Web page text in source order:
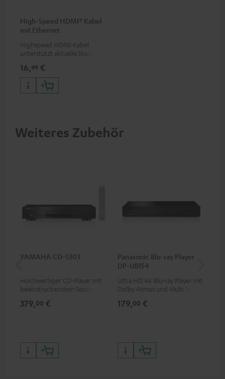
High-Speed HDMI® Kabel
mit Ethernet
Highspeed HDMI-Kabel
unterstützt aktuelle Standards
16,99 €
Weiteres Zubehör
YAMAHA CD-S303
Hochwertiger CD-Player mit
beeindruckendem Sound und
379,00 €
Panasonic Blu-ray Player
DP-UB154
Ultra HD 4K Blu-ray Player mit
Dolby Atmos und Multi HDR-
HDR10+ für eine überragende
179,00 €